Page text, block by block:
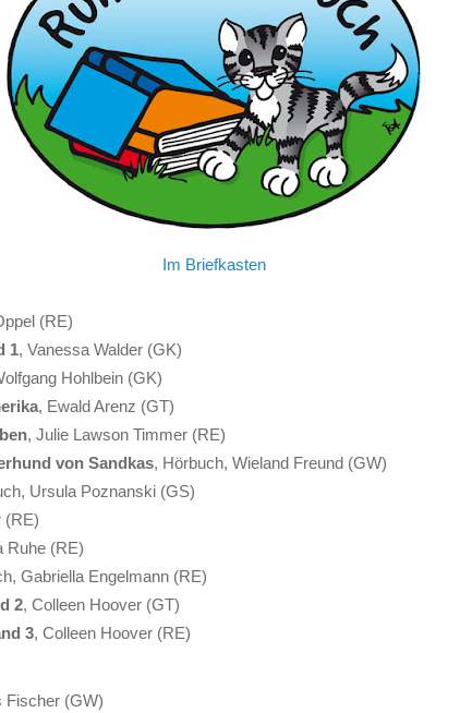
Im Briefkasten
(RE)
1, Vanessa Walder (GK)
Hohlbein (GK)
, Ewald Arenz (GT)
, Julie Lawson Timmer (RE)
von Sandkas, Hörbuch, Wieland Freund (GW)
Ursula Poznanski (GS)
(RE)
Ruhe (RE)
Gabriella Engelmann (RE)
2, Colleen Hoover (GT)
3, Colleen Hoover (RE)
Fischer (GW)